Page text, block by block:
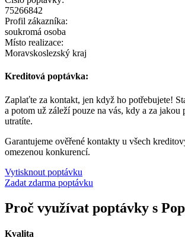
75266842
Profil zákazníka:
soukromá osoba
Místo realizace:
Moravskoslezský kraj
Kreditová poptávka:
Zaplaťte za kontakt, jen když ho potřebujete!
a potom už záleží pouze na vás, kdy a za jakou
utratíte.
Garantujeme ověřené kontakty u všech
omezenou konkurencí.
Vytisknout poptávku
Zadat zdarma poptávku
Proč využívat poptávky s
Kvalita